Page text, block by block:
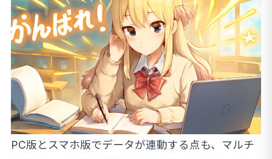
PC版とスマホ版でデータが連動する点も、マルチ